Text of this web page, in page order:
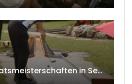
Minigolf Staatsmeisterschaften in Seefeld-Kadolz w4tv174